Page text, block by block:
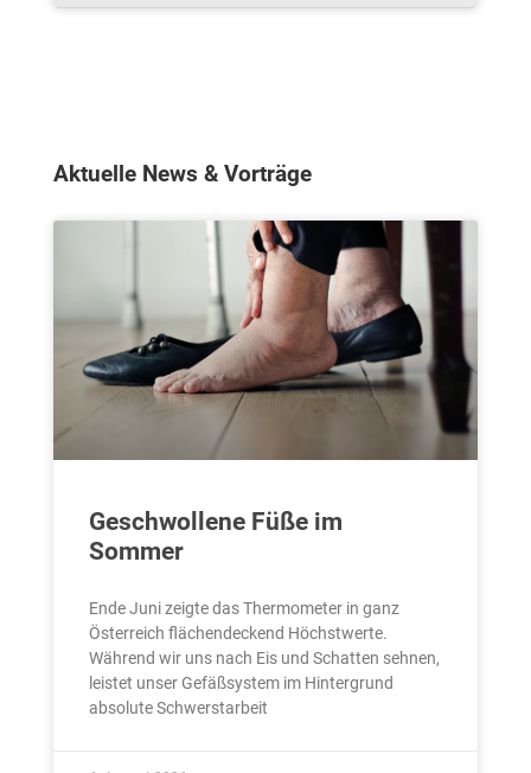
Aktuelle News & Vorträge
Geschwollene Füße im
Sommer
Ende Juni zeigte das Thermometer in ganz
Österreich flächendeckend Höchstwerte.
Während wir uns nach Eis und Schatten sehnen,
leistet unser Gefäßsystem im Hintergrund
absolute Schwerstarbeit